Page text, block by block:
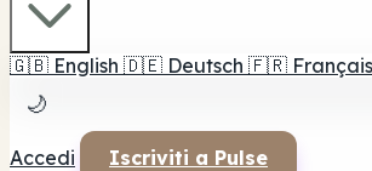
🇬🇧 English 🇩🇪 Deutsch 🇫🇷 Français
🌙
Accedi Iscriviti a Pulse